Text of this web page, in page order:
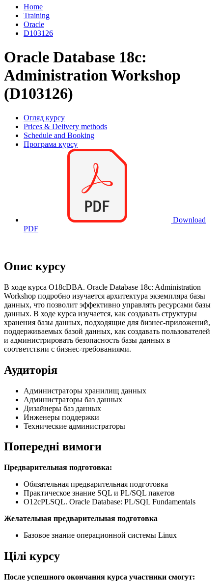
Home
Training
Oracle
D103126
Oracle Database 18c:
Administration Workshop
(D103126)
Огляд курсу
Prices & Delivery methods
Schedule and Booking
Програма курсу
Download
PDF
Опис курсу
В ходе курса O18cDBA. Oracle Database 18c: Administration
Workshop подробно изучается архитектура экземпляра базы
данных, что позволит эффективно управлять ресурсами базы
данных. В ходе курса изучается, как создавать структуры
хранения базы данных, подходящие для бизнес-приложений,
поддерживаемых базой данных, как создавать пользователей
и администрировать безопасность базы данных в
соответствии с бизнес-требованиями.
Аудиторія
Администраторы хранилищ данных
Администраторы баз данных
Дизайнеры баз данных
Инженеры поддержки
Технические администраторы
Попередні вимоги
Предварительная подготовка:
Обязательная предварительная подготовка
Практическое знание SQL и PL/SQL пакетов
O12cPLSQL. Oracle Database: PL/SQL Fundamentals
Желательная предварительная подготовка
Базовое знание операционной системы Linux
Цілі курсу
После успешного окончания курса участники смогут: